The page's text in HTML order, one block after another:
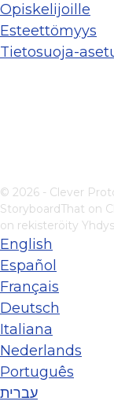
Opiskelijoille
Esteettömyys
Tietosuoja-
© 2026 - Clever
StoryboardThat on
on rekisteröity
English
Español
Français
Deutsch
Italiana
Nederlands
Português
עברית